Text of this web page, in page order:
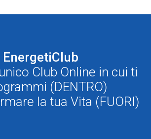
EnergetiClub
Club Online in cui ti
(DENTRO)
la tua Vita (FUORI)